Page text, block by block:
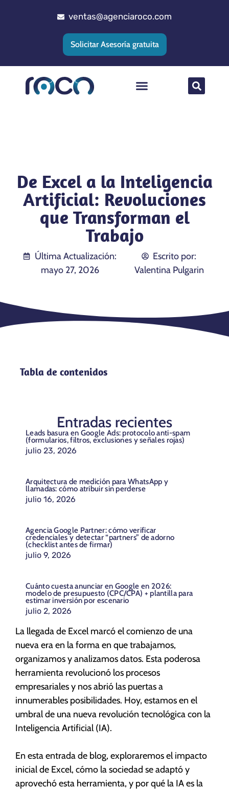
ventas@agenciaroco.com
Solicitar Asesoría gratuita
De Excel a la Inteligencia
Artificial: Revoluciones
que Transforman el
Trabajo
Última Actualización:
mayo 27, 2026
Escrito por:
Valentina Pulgarin
La llegada de Excel marcó el comienzo de una
nueva era en la forma en que trabajamos,
organizamos y analizamos datos. Esta poderosa
herramienta revolucionó los procesos
empresariales y nos abrió las puertas a
innumerables posibilidades. Hoy, estamos en el
umbral de una nueva revolución tecnológica con la
Inteligencia Artificial (IA).
En esta entrada de blog, exploraremos el impacto
inicial de Excel, cómo la sociedad se adaptó y
aprovechó esta herramienta, y por qué la IA es la
Tabla de contenidos
Entradas recientes
Leads basura en Google Ads: protocolo anti-spam
(formularios, filtros, exclusiones y señales rojas)
julio 23, 2026
Arquitectura de medición para WhatsApp y
llamadas: cómo atribuir sin perderse
julio 16, 2026
Agencia Google Partner: cómo verificar
credenciales y detectar “partners” de adorno
(checklist antes de firmar)
julio 9, 2026
Cuánto cuesta anunciar en Google en 2026:
modelo de presupuesto (CPC/CPA) + plantilla para
estimar inversión por escenario
julio 2, 2026